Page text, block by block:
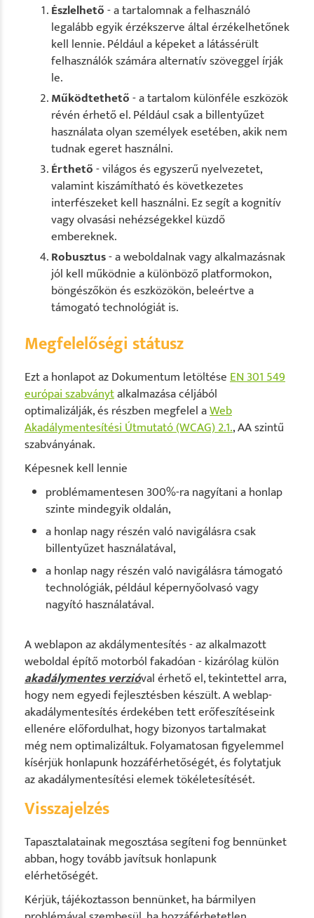
Észlelhető- a tartalomnak a felhasználó
legalább egyik érzékszerve által érzékelhetőnek
kell lennie. Például a képeket a látássérült
felhasználók számára alternatív szöveggel írják
le.
Működtethető- a tartalom különféle eszközök
révén érhető el. Például csak a billentyűzet
használata olyan személyek esetében, akik nem
tudnak egeret használni.
Érthető- világos és egyszerű nyelvezetet,
valamint kiszámítható és következetes
interfészeket kell használni. Ez segít a kognitív
vagy olvasási nehézségekkel küzdő
embereknek.
Robusztus- a weboldalnak vagy alkalmazásnak
jól kell működnie a különböző platformokon,
böngészőkön és eszközökön, beleértve a
támogató technológiát is.
Megfelelőségi státusz
Ezt a honlapot az Dokumentum letöltéseEN 301 549
európai szabványtalkalmazása céljából
optimalizálják, és részben megfelel aWeb
Akadálymentesítési Útmutató (WCAG) 2.1., AA szintű
szabványának.
Képesnek kell lennie
problémamentesen 300%-ra nagyítani a honlap
szinte mindegyik oldalán,
a honlap nagy részén való navigálásra csak
billentyűzet használatával,
a honlap nagy részén való navigálásra támogató
technológiák, például képernyőolvasó vagy
nagyító használatával.
A weblapon az akdálymentesítés - az alkalmazott
weboldal építő motorból fakadóan - kizárólag külön
akadálymentes verzióval érhető el, tekintettel arra,
hogy nem egyedi fejlesztésben készült. A weblap-
akadálymentesítés érdekében tett erőfeszítéseink
ellenére előfordulhat, hogy bizonyos tartalmakat
még nem optimalizáltuk. Folyamatosan figyelemmel
kísérjük honlapunk hozzáférhetőségét, és folytatjuk
az akadálymentesítési elemek tökéletesítését.
Visszajelzés
Tapasztalatainak megosztása segíteni fog bennünket
abban, hogy tovább javítsuk honlapunk
elérhetőségét.
Kérjük, tájékoztasson bennünket, ha bármilyen